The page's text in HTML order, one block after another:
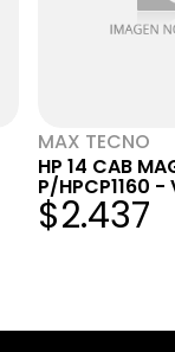
MAX TECNO
HP 14 CAB
P/HPCP1160 -
$2.437